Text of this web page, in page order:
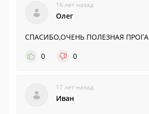
16 лет назад
Олег
СПАСИБО,ОЧЕНЬ ПОЛЕЗНАЯ ПРОГА
0
0
17 лет назад
Иван